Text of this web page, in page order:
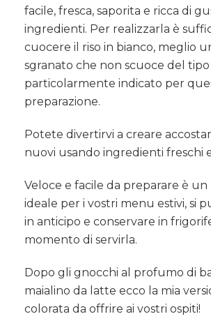
facile, fresca, saporita e ricca di
ingredienti. Per realizzarla è
cuocere il riso in bianco, meglio
sgranato che non scuoce del tipo
particolarmente indicato per
preparazione.
Potete divertirvi a creare
nuovi usando ingredienti freschi
Veloce e facile da preparare è
ideale per i vostri menu estivi, si
in anticipo e conservare in
momento di servirla.
Dopo gli gnocchi al profumo di
maialino da latte ecco la mia
colorata da offrire ai vostri ospiti!